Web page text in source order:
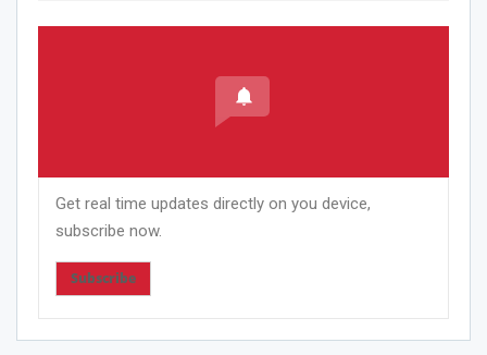
Get real time updates directly on you device,
subscribe now.
Subscribe